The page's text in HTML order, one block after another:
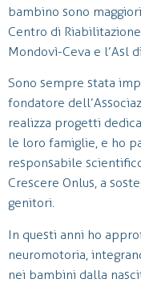
bambino sono
Centro di
Mondovì-Ceva e l’Asl
Sono sempre stata
fondatore
realizza progetti
le loro famiglie, e ho
responsabile
Crescere Onlus, a
genitori.
In questi anni ho
neuromotoria,
nei bambini dalla